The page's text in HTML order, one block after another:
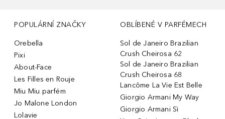
POPULÁRNÍ ZNAČKY
Orebella
Pixi
About-Face
Les Filles en Rouje
Miu Miu parfém
Jo Malone London
Lolavie
OBLÍBENÉ V PARFÉMECH
Sol de Janeiro Brazilian
Crush Cheirosa 62
Sol de Janeiro Brazilian
Crush Cheirosa 68
Lancôme La Vie Est Belle
Giorgio Armani My Way
Giorgio Armani Sì